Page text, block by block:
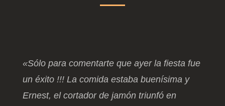
«Sólo para comentarte que ayer la fiesta fue
un éxito !!! La comida estaba buenísima y
Ernest, el cortador de jamón triunfó en